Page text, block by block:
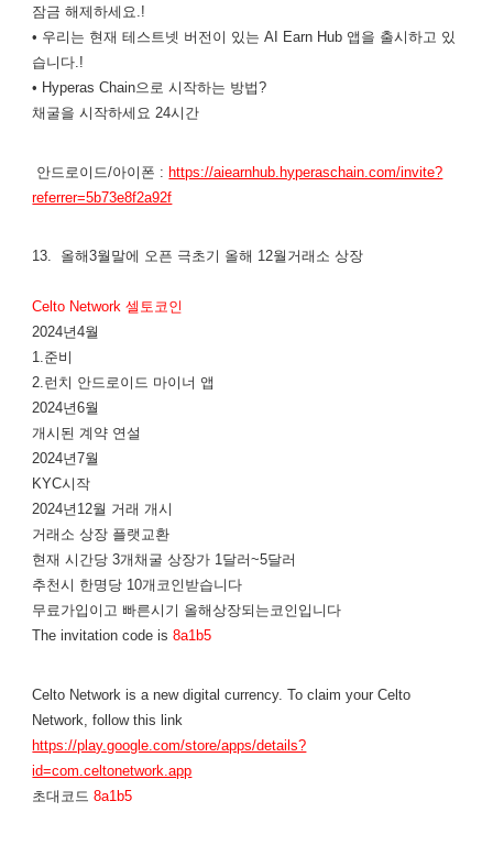
잠금 해제하세요.!
• 우리는 현재 테스트넷 버전이 있는 AI Earn Hub 앱을 출시하고 있
습니다.!
• Hyperas Chain으로 시작하는 방법?
채굴을 시작하세요 24시간
안드로이드/아이폰 :https://aiearnhub.hyperaschain.com/invite?
referrer=5b73e8f2a92f
13. 올해3월말에 오픈 극초기 올해 12월거래소 상장
Celto Network 셀토코인
2024년4월
1.준비
2.런치 안드로이드 마이너 앱
2024년6월
개시된 계약 연설
2024년7월
KYC시작
2024년12월 거래 개시
거래소 상장 플랫교환
현재 시간당 3개채굴 상장가 1달러~5달러
추천시 한명당 10개코인받습니다
무료가입이고 빠른시기 올해상장되는코인입니다
The invitation code is8a1b5
Celto Network is a new digital currency. To claim your Celto
Network, follow this link
https://play.google.com/store/apps/details?
id=com.celtonetwork.app
초대코드8a1b5